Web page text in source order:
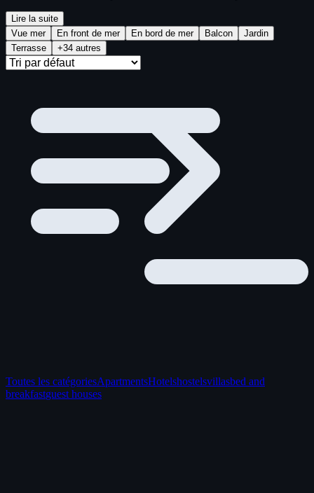
Lire la suite
Vue mer
En front de mer En bord de mer Balcon
Jardin
Terrasse
+34 autres
Toutes les catégoriesApartmentsHotelshostelsvillasbed and
breakfastguest houses